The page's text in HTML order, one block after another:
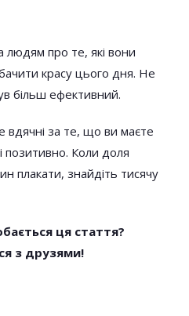
людям про те, які вони
красу цього дня. Не
більш ефективний.
вдячні за те, що ви маєте
позитивно. Коли доля
плакати, знайдіть тисячу
ця стаття?
з друзями!